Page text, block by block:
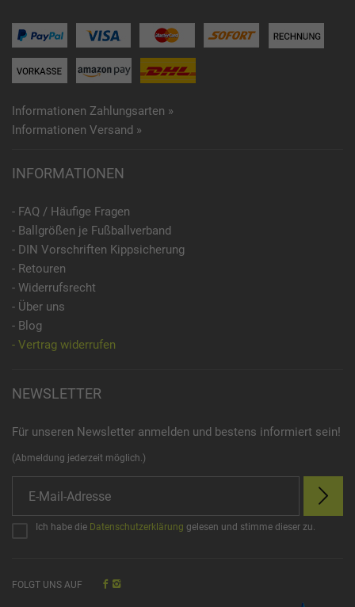
Informationen Zahlungsarten »
Informationen Versand »
INFORMATIONEN
- FAQ / Häufige Fragen
- Ballgrößen je Fußballverband
- DIN Vorschriften Kippsicherung
- Retouren
- Widerrufsrecht
- Über uns
- Blog
- Vertrag widerrufen
NEWSLETTER
Für unseren Newsletter anmelden und bestens informiert sein!
(Abmeldung jederzeit möglich.)
Ich habe die Datenschutzerklärung gelesen und stimme dieser zu.
FOLGT UNS AUF